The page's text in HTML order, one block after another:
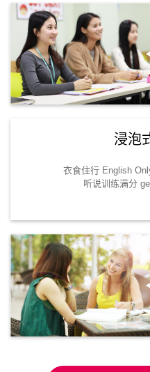
浸泡
衣食住行 English
听说训练满分